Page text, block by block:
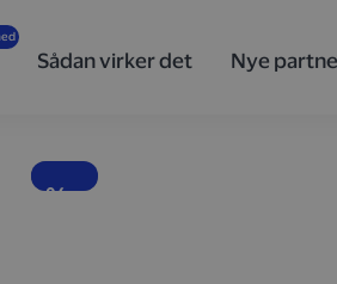
Sådan virker det Nye
10 %
og design